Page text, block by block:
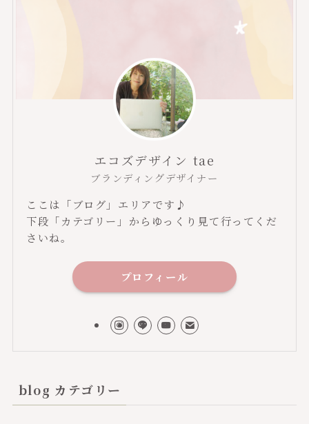
エコズデザイン tae
ブランディングデザイナー
ここは「ブログ」エリアです♪
下段「カテゴリー」からゆっくり見て行ってくだ
さいね。
プロフィール
blog カテゴリー